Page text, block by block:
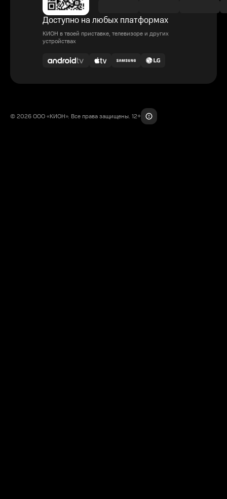
Доступно на любых платформах
КИОН в твоей приставке, телевизоре и других
устройствах
© 2026 ООО «КИОН». Все права защищены. 12+